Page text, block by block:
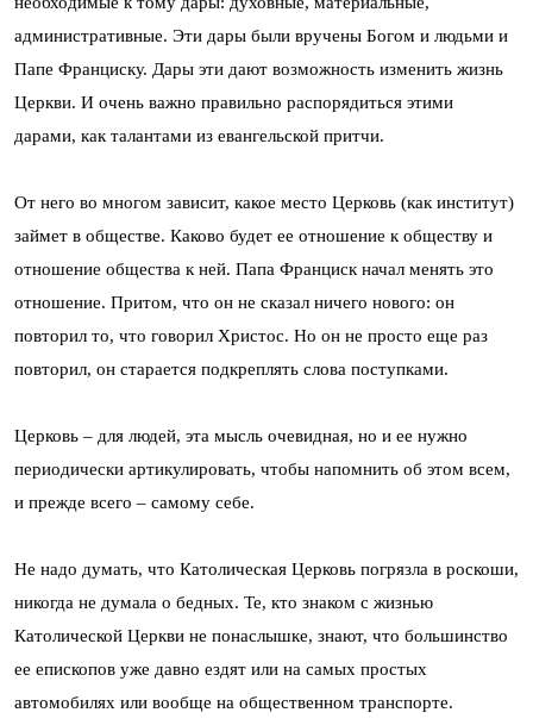
административные. Эти дары были вручены Богом и людьми и
Папе Франциску. Дары эти дают возможность изменить жизнь
Церкви. И очень важно правильно распорядиться этими
дарами, как талантами из евангельской притчи.
От него во многом зависит, какое место Церковь (как институт)
займет в обществе. Каково будет ее отношение к обществу и
отношение общества к ней. Папа Франциск начал менять это
отношение. Притом, что он не сказал ничего нового: он
повторил то, что говорил Христос. Но он не просто еще раз
повторил, он старается подкреплять слова поступками.
Церковь – для людей, эта мысль очевидная, но и ее нужно
периодически артикулировать, чтобы напомнить об этом всем,
и прежде всего – самому себе.
Не надо думать, что Католическая Церковь погрязла в роскоши,
никогда не думала о бедных. Те, кто знаком с жизнью
Католической Церкви не понаслышке, знают, что большинство
ее епископов уже давно ездят или на самых простых
автомобилях или вообще на общественном транспорте.